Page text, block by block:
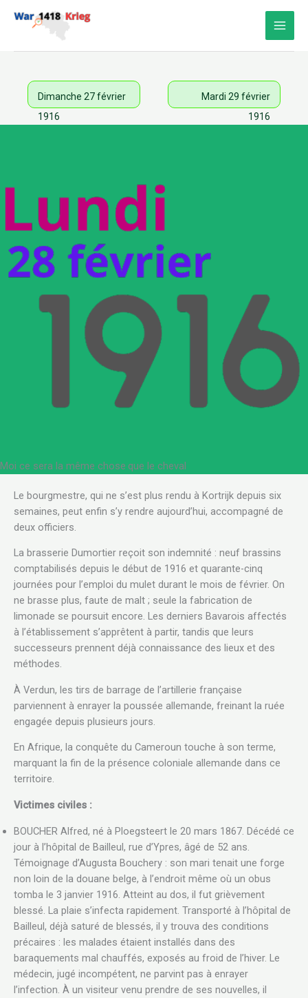
Dimanche 27 février
1916
Mardi 29 février
1916
Moi ce sera la même chose que le cheval
Le bourgmestre, qui ne s’est plus rendu à Kortrijk depuis six
semaines, peut enfin s’y rendre aujourd’hui, accompagné de
deux officiers.
La brasserie Dumortier reçoit son indemnité : neuf brassins
comptabilisés depuis le début de 1916 et quarante-cinq
journées pour l’emploi du mulet durant le mois de février. On
ne brasse plus, faute de malt ; seule la fabrication de
limonade se poursuit encore. Les derniers Bavarois affectés
à l’établissement s’apprêtent à partir, tandis que leurs
successeurs prennent déjà connaissance des lieux et des
méthodes.
À Verdun, les tirs de barrage de l’artillerie française
parviennent à enrayer la poussée allemande, freinant la ruée
engagée depuis plusieurs jours.
En Afrique, la conquête du Cameroun touche à son terme,
marquant la fin de la présence coloniale allemande dans ce
territoire.
Victimes civiles :
BOUCHER Alfred, né à Ploegsteert le 20 mars 1867. Décédé ce
jour à l’hôpital de Bailleul, rue d’Ypres, âgé de 52 ans.
Témoignage d’Augusta Bouchery : son mari tenait une forge
non loin de la douane belge, à l’endroit même où un obus
tomba le 3 janvier 1916. Atteint au dos, il fut grièvement
blessé. La plaie s’infecta rapidement. Transporté à l’hôpital de
Bailleul, déjà saturé de blessés, il y trouva des conditions
précaires : les malades étaient installés dans des
baraquements mal chauffés, exposés au froid de l’hiver. Le
médecin, jugé incompétent, ne parvint pas à enrayer
l’infection. À un visiteur venu prendre de ses nouvelles, il